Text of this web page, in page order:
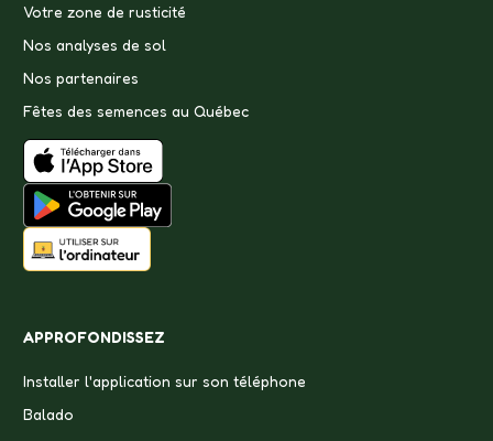
Votre zone de rusticité
Nos analyses de sol
Nos partenaires
Fêtes des semences au Québec
APPROFONDISSEZ
Installer l'application sur son téléphone
Balado